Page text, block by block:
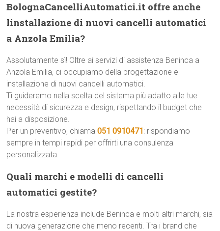
BolognaCancelliAutomatici.it offre anche
linstallazione di nuovi cancelli automatici
a Anzola Emilia?
Assolutamente sì! Oltre ai servizi di assistenza Beninca a
Anzola Emilia, ci occupiamo della progettazione e
installazione di nuovi cancelli automatici.
Ti guideremo nella scelta del sistema più adatto alle tue
necessità di sicurezza e design, rispettando il budget che
hai a disposizione.
Per un preventivo, chiama051 0910471: rispondiamo
sempre in tempi rapidi per offrirti una consulenza
personalizzata.
Quali marchi e modelli di cancelli
automatici gestite?
La nostra esperienza include Beninca e molti altri marchi, sia
di nuova generazione che meno recenti. Tra i brand che